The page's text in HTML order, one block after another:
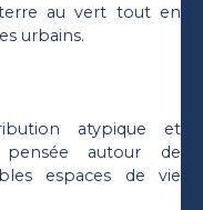
au vert tout en
urbains.
atypique et
pensée autour de
espaces de vie